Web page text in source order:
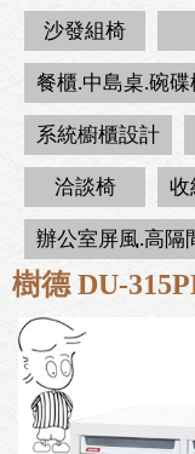
沙發組椅
餐櫃.中島桌.碗碟
系統櫥櫃設計
洽談椅 收
辦公室屏風.高隔
樹德 DU-